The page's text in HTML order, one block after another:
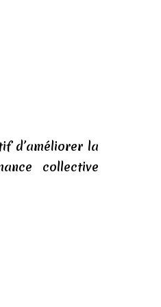
d’améliorer la
collective